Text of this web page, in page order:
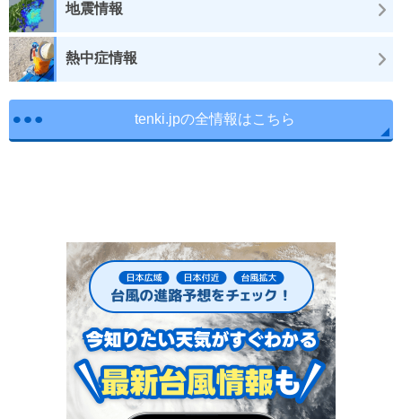
地震情報
熱中症情報
tenki.jpの全情報はこちら